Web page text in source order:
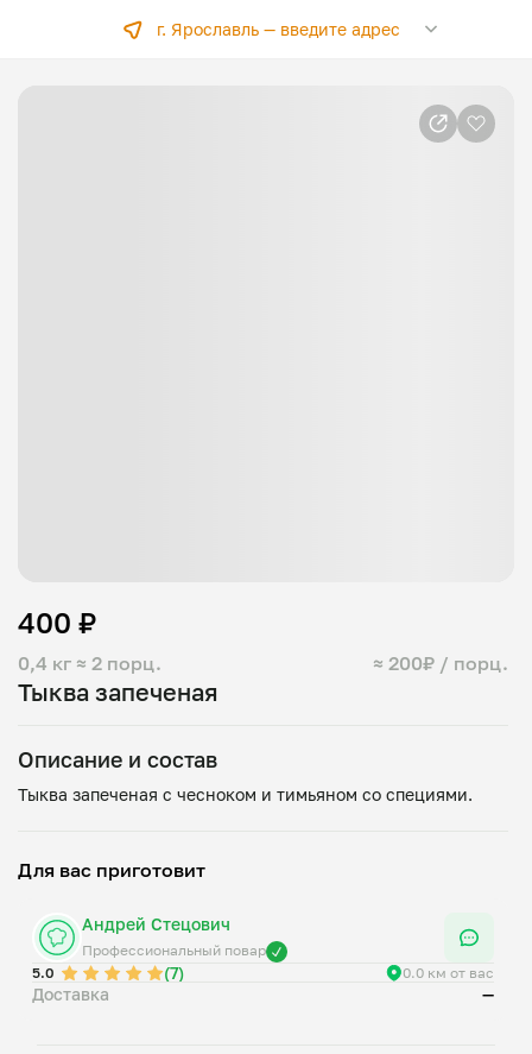
г. Ярославль —введите адрес
Тыква запеченая
0,4 кг ≈ 2 порц. ≈ 200₽ / порц.
400 ₽
Описание и состав
Для вас приготовит
Андрей Стецович
Профессиональный повар
5.0
(7) 0.0 км от вас
Доставка —